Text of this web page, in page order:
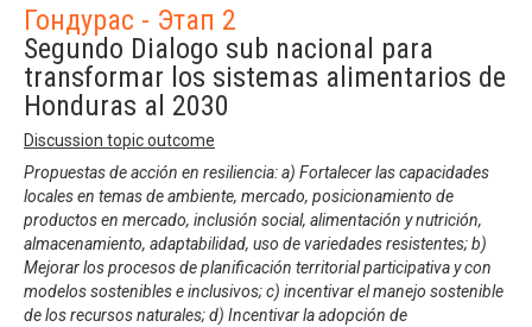
Гондурас - Этап 2
Segundo Dialogo sub nacional para
transformar los sistemas alimentarios de
Honduras al 2030
Discussion topic outcome
Propuestas de acción en resiliencia: a) Fortalecer las capacidades
locales en temas de ambiente, mercado, posicionamiento de
productos en mercado, inclusión social, alimentación y nutrición,
almacenamiento, adaptabilidad, uso de variedades resistentes; b)
Mejorar los procesos de planificación territorial participativa y con
modelos sostenibles e inclusivos; c) incentivar el manejo sostenible
de los recursos naturales; d) Incentivar la adopción de